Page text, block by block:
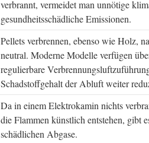
verbrannt, vermeidet man unnötige
gesundheitsschädliche Emissionen.
Pellets verbrennen, ebenso wie Holz,
neutral. Moderne Modelle verfügen
regulierbare
Schadstoffgehalt der Abluft weiter
Da in einem Elektrokamin nichts
die Flammen künstlich entstehen, gibt
schädlichen Abgase.